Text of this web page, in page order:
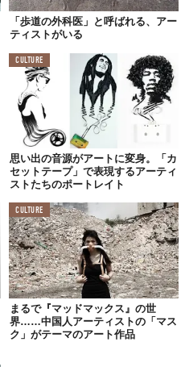
「歩道の外科医」と呼ばれる、アー
ティストがいる
CULTURE
思い出の音源がアートに変身。「カ
セットテープ」で表現するアーティ
ストたちのポートレイト
CULTURE
まるで『マッドマックス』の世
界……中国人アーティストの「マス
ク」がテーマのアート作品